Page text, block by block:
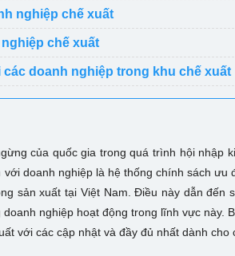
nghiệp chế xuất
chế xuất
doanh nghiệp trong khu chế xuất
của quốc gia trong quá trình hội nhập
doanh nghiệp là hệ thống chính sách ưu
sản xuất tại Việt Nam. Điều này dẫn đến
nghiệp hoạt động trong lĩnh vực này.
với các cập nhật và đầy đủ nhất dành cho